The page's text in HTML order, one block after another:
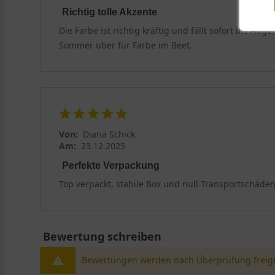
Die Dreimasterblume 'Lila Findling' ist eine gezielte
Ein charaktervoller Horst
Der Wuchs der Dreimasterblume 'Lila Findling' ist
und sorgt für eine üppige Wirkung. Die Staude ist
ausreichend Licht bieten, ohne sie der prallen
garantieren.
Richtig tolle Akzente
Die Farbe ist richtig kräftig und fällt sofort ins
Sommer über für Farbe im Beet.
Von: Diana Schick
Am: 23.12.2025
Perfekte Verpackung
Top verpackt, stabile Box und null
Bewertung schreiben
Bewertungen werden nach Überprüfung